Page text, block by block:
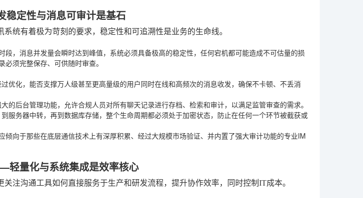
定性与消息可审计是基石
统有着极为苛刻的要求，稳定性和可追溯性是业务的生命线。
段，消息并发量会瞬时达到峰值，系统必须具备极高的稳定性，任何宕机都可能造成不可估量的损
须完整保存、可供随时审查。
优化，能否支撑万人级甚至更高量级的用户同时在线和高频次的消息收发，确保不卡顿、不丢消
的后台管理功能，允许合规人员对所有聊天记录进行存档、检索和审计，以满足监管审查的需求。
服务器中转，再到数据库存储，整个生命周期都必须处于加密状态，防止在任何一个环节被截获或
倾向于那些在底层通信技术上有深厚积累、经过大规模市场验证、并内置了强大审计功能的专业IM
量化与系统集成是效率核心
注沟通工具如何直接服务于生产和研发流程，提升协作效率，同时控制IT成本。